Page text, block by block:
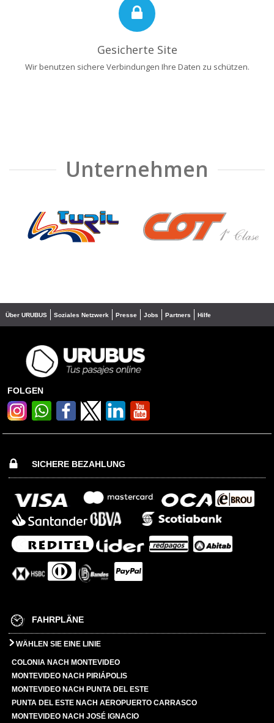
Gesicherte Site
Wir benutzen sichere Verbindungen Ihre Daten zu schützen.
Unternehmen
❮ ❯
Über URUBUS Soziales Netzwerk Presse Jobs Partners Hilfe
FOLGEN
SICHERE BEZAHLUNG
FAHRPLÄNE
WÄHLEN SIE EINE LINIE
COLONIA NACH MONTEVIDEO
MONTEVIDEO NACH PIRIÁPOLIS
MONTEVIDEO NACH PUNTA DEL ESTE
PUNTA DEL ESTE NACH AEROPUERTO CARRASCO
MONTEVIDEO NACH JOSÉ IGNACIO